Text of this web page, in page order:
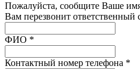
Пожалуйста, сообщите Ваше
Вам перезвонит ответственный
ФИО *
Контактный номер телефона *